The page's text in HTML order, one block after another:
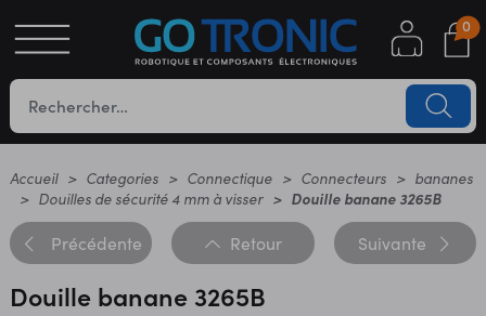
0
Accueil Categories Connectique Connecteurs
bananes
Douilles de sécurité 4 mm à visser
Douille banane 3265B
Précédente Retour Suivante
Douille banane 3265B